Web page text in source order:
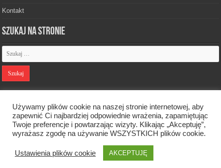
Kontakt
Szukaj na stronie
Designed by Webdawid
Oficjalna strona Diecezji Zielonogórsko-Gorzowskiej. © 2026. Wszelkie
prawa zastrzeżone.
Używamy plików cookie na naszej stronie internetowej, aby
zapewnić Ci najbardziej odpowiednie wrażenia, zapamiętując
Twoje preferencje i powtarzając wizyty. Klikając „Akceptuję”,
wyrażasz zgodę na używanie WSZYSTKICH plików cookie.
Ustawienia plików cookie AKCEPTUJĘ